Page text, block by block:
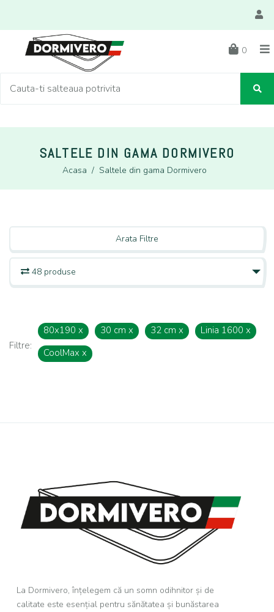
0
SALTELE DIN GAMA DORMIVERO
Acasa / Saltele din gama Dormivero
Arata Filtre
48 produse
Filtre:
80x190 x 30 cm x 32 cm x Linia 1600 x
CoolMax x
La Dormivero, înțelegem că un somn odihnitor și de
calitate este esențial pentru sănătatea și bunăstarea